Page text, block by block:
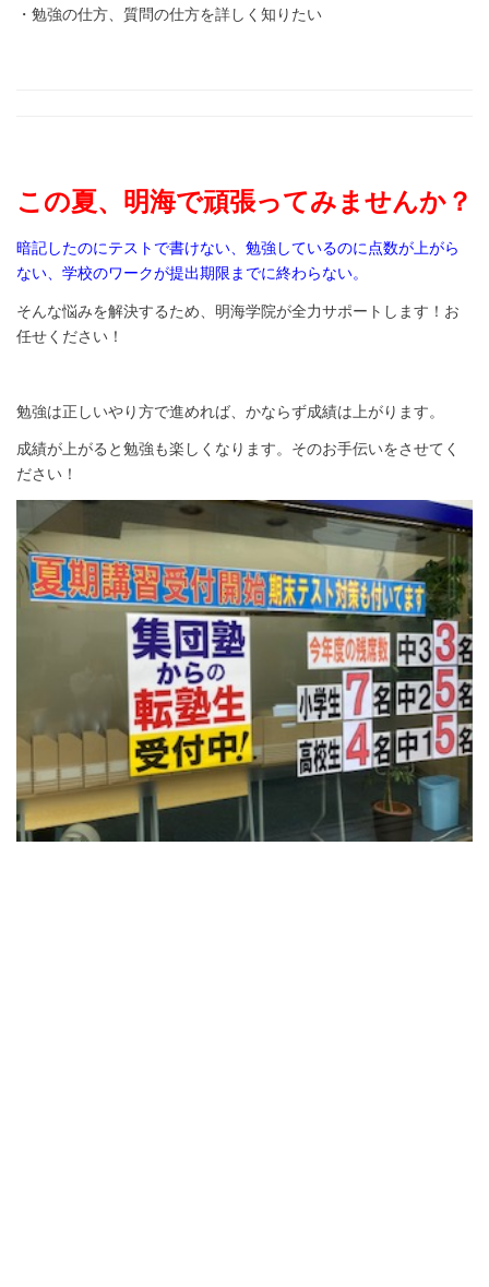
・勉強の仕方、質問の仕方を詳しく知りたい
この夏、明海で頑張ってみませんか？
暗記したのにテストで書けない、勉強しているのに点数が上がら
ない、学校のワークが提出期限までに終わらない。
そんな悩みを解決するため、明海学院が全力サポートします！お
任せください！
勉強は正しいやり方で進めれば、かならず成績は上がります。
成績が上がると勉強も楽しくなります。そのお手伝いをさせてく
ださい！